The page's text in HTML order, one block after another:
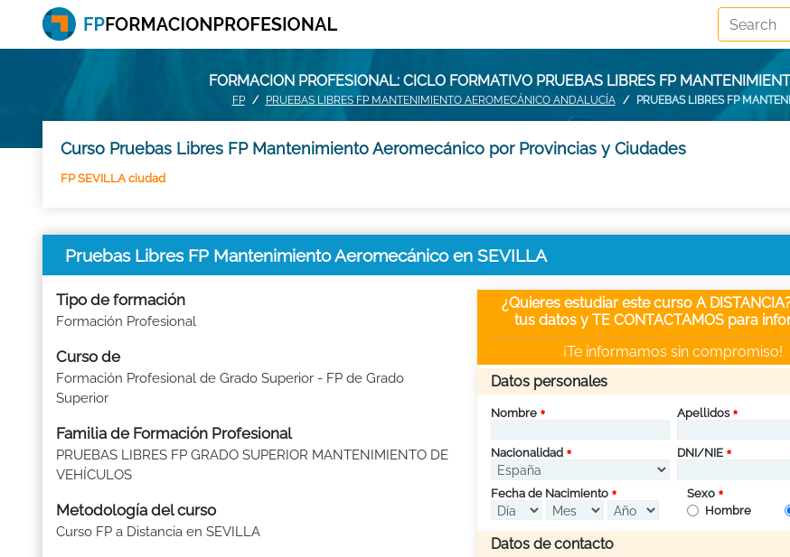
FORMACION PROFESIONAL: CICLO FORMATIVO PRUEBAS LIBRES FP
FP PRUEBAS LIBRES FP MANTENIMIENTO AEROMECÁNICO ANDALUCÍA PRUEBAS LIBRES FP
Curso Pruebas Libres FP Mantenimiento Aeromecánico por Provincias y Ciudades
FP SEVILLA ciudad
Pruebas Libres FP Mantenimiento Aeromecánico en SEVILLA
Tipo de formación
Formación Profesional
Curso de
Formación Profesional de Grado Superior - FP de Grado
Superior
Familia de Formación Profesional
PRUEBAS LIBRES FP GRADO SUPERIOR MANTENIMIENTO DE
VEHÍCULOS
Metodología del curso
Curso FP a Distancia en SEVILLA
¿Quieres estudiar este curso A
tus datos y TE CONTACTAMOS para
¡Te informamos sin compromiso!
Datos personales
Nombre Apellidos
Nacionalidad DNI/NIE
Fecha de Nacimiento
Sexo
Hombre
Datos de contacto